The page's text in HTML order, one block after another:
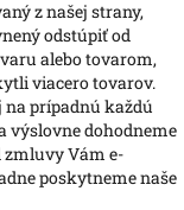
z našej strany,
odstúpiť od
alebo tovarom,
viacero tovarov.
prípadnú každú
výslovne dohodneme
zmluvy Vám e-
poskytneme naše